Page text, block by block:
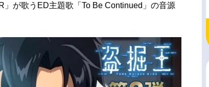
」が歌うED主題歌「To Be Continued」の音源